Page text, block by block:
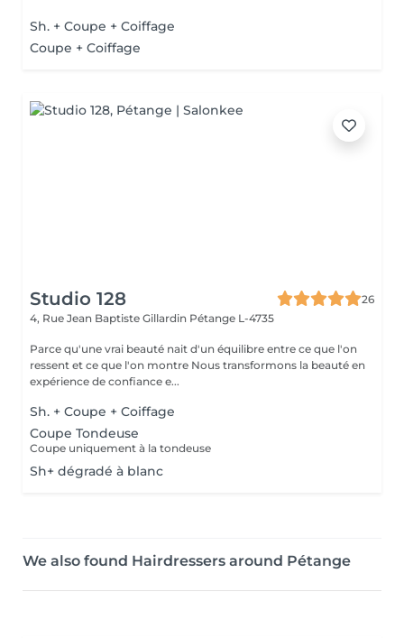
Sh. + Coupe + Coiffage
Coupe + Coiffage
Studio 128
26
4, Rue Jean Baptiste Gillardin Pétange L-4735
Parce qu'une vrai beauté nait d'un équilibre entre ce que l'on
ressent et ce que l'on montre Nous transformons la beauté en
expérience de confiance e...
Sh. + Coupe + Coiffage
Coupe Tondeuse
Coupe uniquement à la tondeuse
Sh+ dégradé à blanc
We also found Hairdressers around Pétange